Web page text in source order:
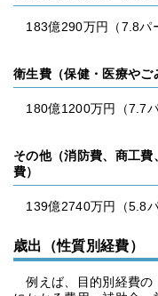
183億290万円（7.8パ
衛生費（保健・医療やご
180億1200万円（7.7パ
その他（消防費、商工
費）
139億2740万円（5.8パ
歳出（性質別経費）
例えば、目的別経費の